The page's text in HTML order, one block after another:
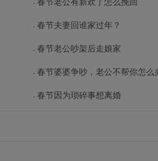
春节老公有新欢了怎么挽回
春节夫妻回谁家过年？
春节老公吵架后走娘家
春节婆婆争吵，老公不帮你怎么
春节因为琐碎事想离婚